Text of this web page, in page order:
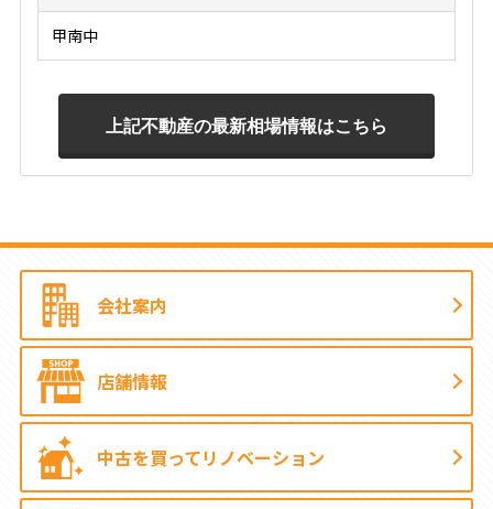
甲南中
会社案内
店舗情報
中古を買ってリノベーション